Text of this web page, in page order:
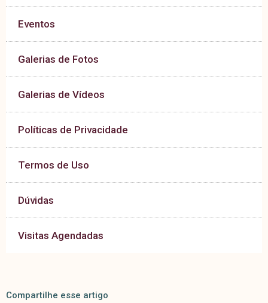
Eventos
Galerias de Fotos
Galerias de Vídeos
Políticas de Privacidade
Termos de Uso
Dúvidas
Visitas Agendadas
Compartilhe esse artigo